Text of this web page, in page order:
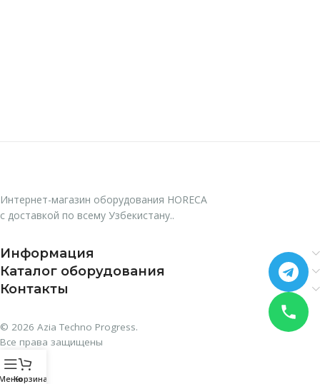
Интернет-магазин оборудования HORECA
с доставкой по всему Узбекистану..
Информация
Каталог оборудования
Контакты
© 2026 Azia Techno Progress.
Все права защищены
Корзина